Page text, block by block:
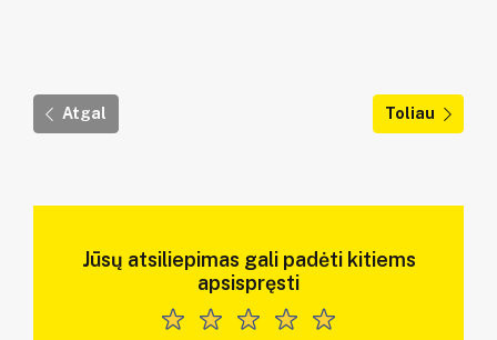
Atgal Toliau
Jūsų atsiliepimas gali padėti kitiems
apsispręsti